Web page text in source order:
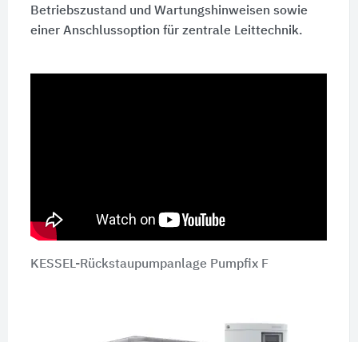
Betriebszustand und Wartungshinweisen sowie
einer Anschlussoption für zentrale Leittechnik.
KESSEL-Rückstaupumpanlage Pumpfix F